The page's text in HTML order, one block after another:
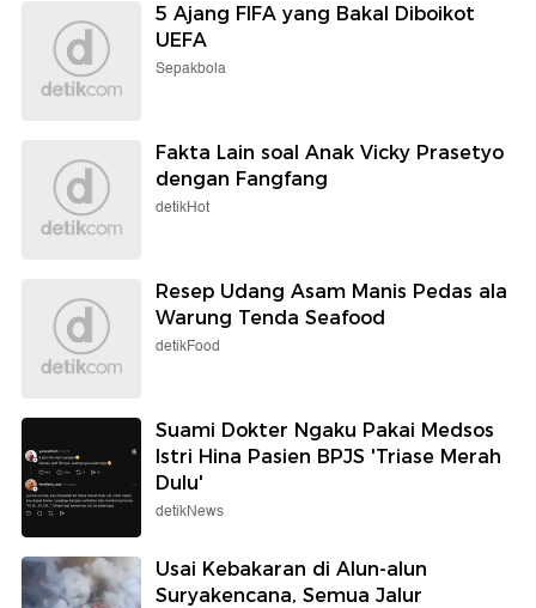
5 Ajang FIFA yang Bakal Diboikot
UEFA
Sepakbola
Fakta Lain soal Anak Vicky Prasetyo
dengan Fangfang
detikHot
Resep Udang Asam Manis Pedas ala
Warung Tenda Seafood
detikFood
Suami Dokter Ngaku Pakai Medsos
Istri Hina Pasien BPJS 'Triase Merah
Dulu'
detikNews
Usai Kebakaran di Alun-alun
Suryakencana, Semua Jalur